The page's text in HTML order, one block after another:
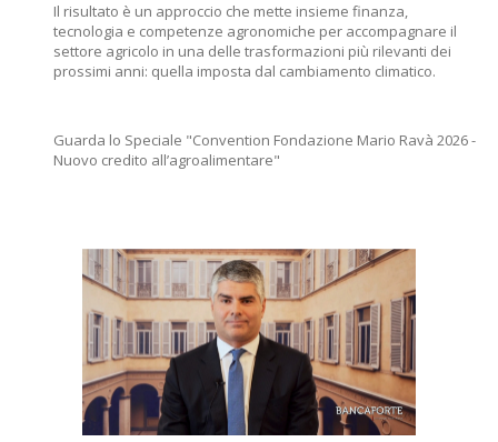
Il risultato è un approccio che mette insieme finanza,
tecnologia e competenze agronomiche per accompagnare il
settore agricolo in una delle trasformazioni più rilevanti dei
prossimi anni: quella imposta dal cambiamento climatico.
Guarda lo Speciale "Convention Fondazione Mario Ravà 2026 -
Nuovo credito all’agroalimentare"